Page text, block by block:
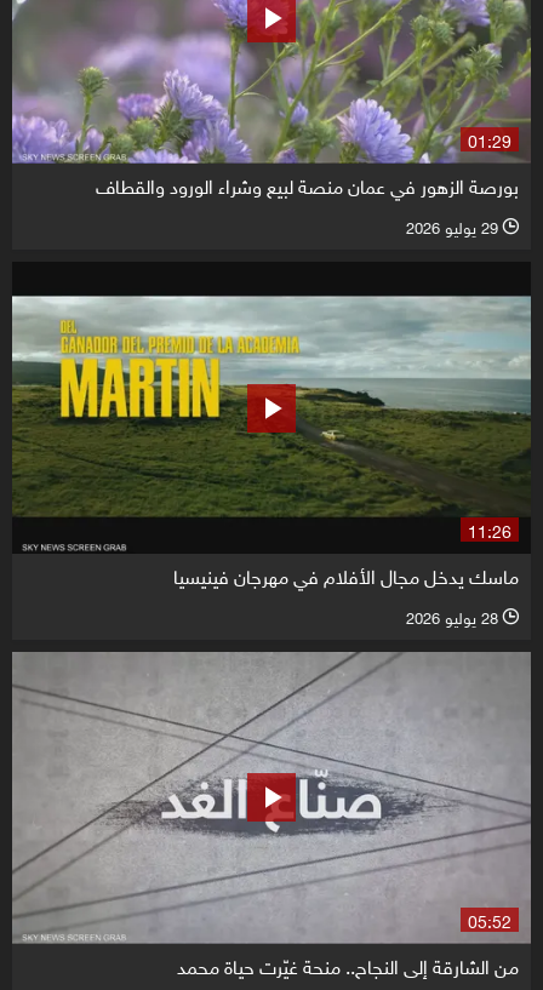
01:29
بورصة الزهور في عمان منصة لبيع وشراء الورود والقطاف
l 29 يوليو 2026
11:26
ماسك يدخل مجال الأفلام في مهرجان فينيسيا
l 28 يوليو 2026
05:52
من الشارقة إلى النجاح.. منحة غيّرت حياة محمد